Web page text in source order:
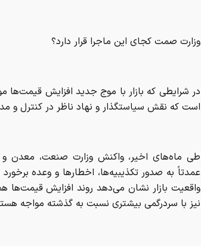
وزارت صمت کجای این ماجرا قرار دارد؟
در شرایطی که بازار با موج جدید افزایش
است که نقش سیاستگذار و نهاد ناظر در کنترل و
طی ماه‌های اخیر، واکنش وزارت صنعت، معدن و
عمدتاً به صدور تکذیبیه‌ها، اخطارها و وعده
واقعیت بازار نشان می‌دهد روند افزایش قیمت‌ها
نیز با سردرگمی بیشتری نسبت به گذشته مواجه